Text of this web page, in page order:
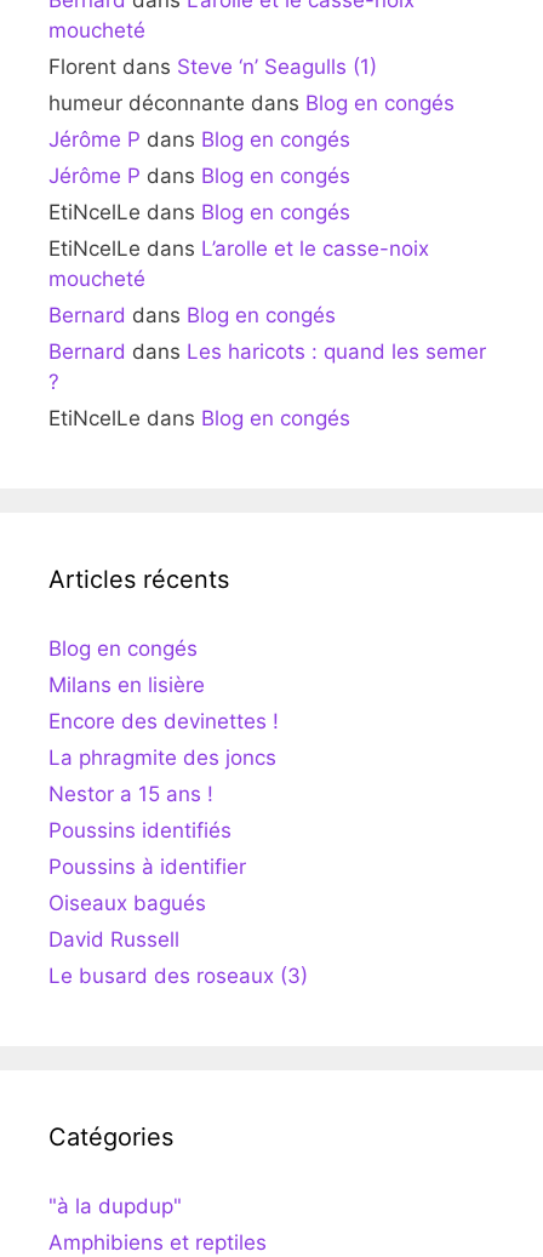
moucheté
Florent dans Steve ‘n’ Seagulls (1)
humeur déconnante dans Blog en congés
Jérôme P dans Blog en congés
Jérôme P dans Blog en congés
EtiNcelLe dans Blog en congés
EtiNcelLe dans L’arolle et le casse-noix
moucheté
Bernard dans Blog en congés
Bernard dans Les haricots : quand les semer
?
EtiNcelLe dans Blog en congés
Articles récents
Blog en congés
Milans en lisière
Encore des devinettes !
La phragmite des joncs
Nestor a 15 ans !
Poussins identifiés
Poussins à identifier
Oiseaux bagués
David Russell
Le busard des roseaux (3)
Catégories
"à la dupdup"
Amphibiens et reptiles